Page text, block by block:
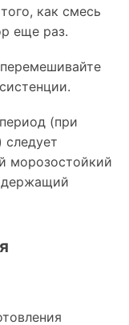
как смесь
еще раз.
(при
следует
морозостойкий